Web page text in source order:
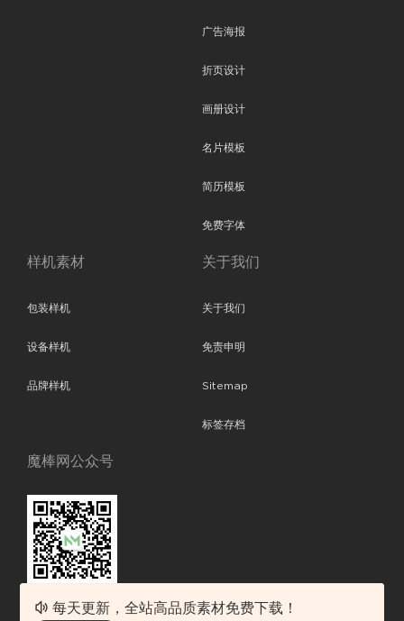
广告海报
折页设计
画册设计
名片模板
简历模板
免费字体
样机素材
包装样机
设备样机
品牌样机
关于我们
关于我们
免责申明
Sitemap
标签存档
魔棒网公众号
每天更新，全站高品质素材免费下载！